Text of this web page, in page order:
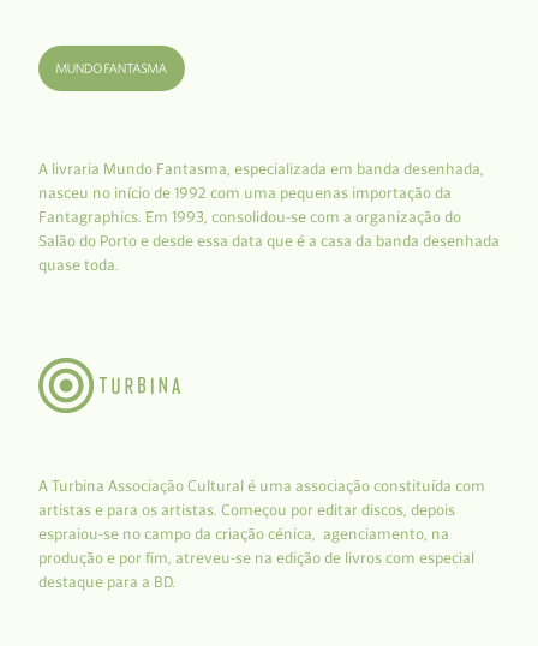
A livraria Mundo Fantasma, especializada em banda desenhada,
nasceu no início de 1992 com uma pequenas importação da
Fantagraphics. Em 1993, consolidou-se com a organização do
Salão do Porto e desde essa data que é a casa da banda desenhada
quase toda.
A Turbina Associação Cultural é uma associação constituída com
artistas e para os artistas. Começou por editar discos, depois
espraiou-se no campo da criação cénica, agenciamento, na
produção e por fim, atreveu-se na edição de livros com especial
destaque para a BD.